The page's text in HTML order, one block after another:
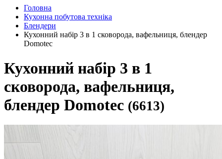
Головна
Кухонна побутова техніка
Блендери
Кухонний набір 3 в 1 сковорода, вафельниця, блендер
Domotec
Кухонний набір 3 в 1
сковорода, вафельниця,
блендер Domotec (6613)